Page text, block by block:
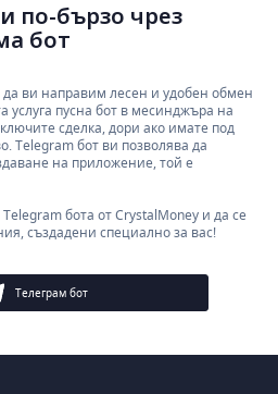
по-бързо чрез
бот
ви направим лесен и удобен обмен
услуга пусна бот в месинджъра на
сделка, дори ако имате под
Telegram бот ви позволява да
на приложение, той е
бота от CrystalMoney и да се
създадени специално за вас!
Телеграм бот